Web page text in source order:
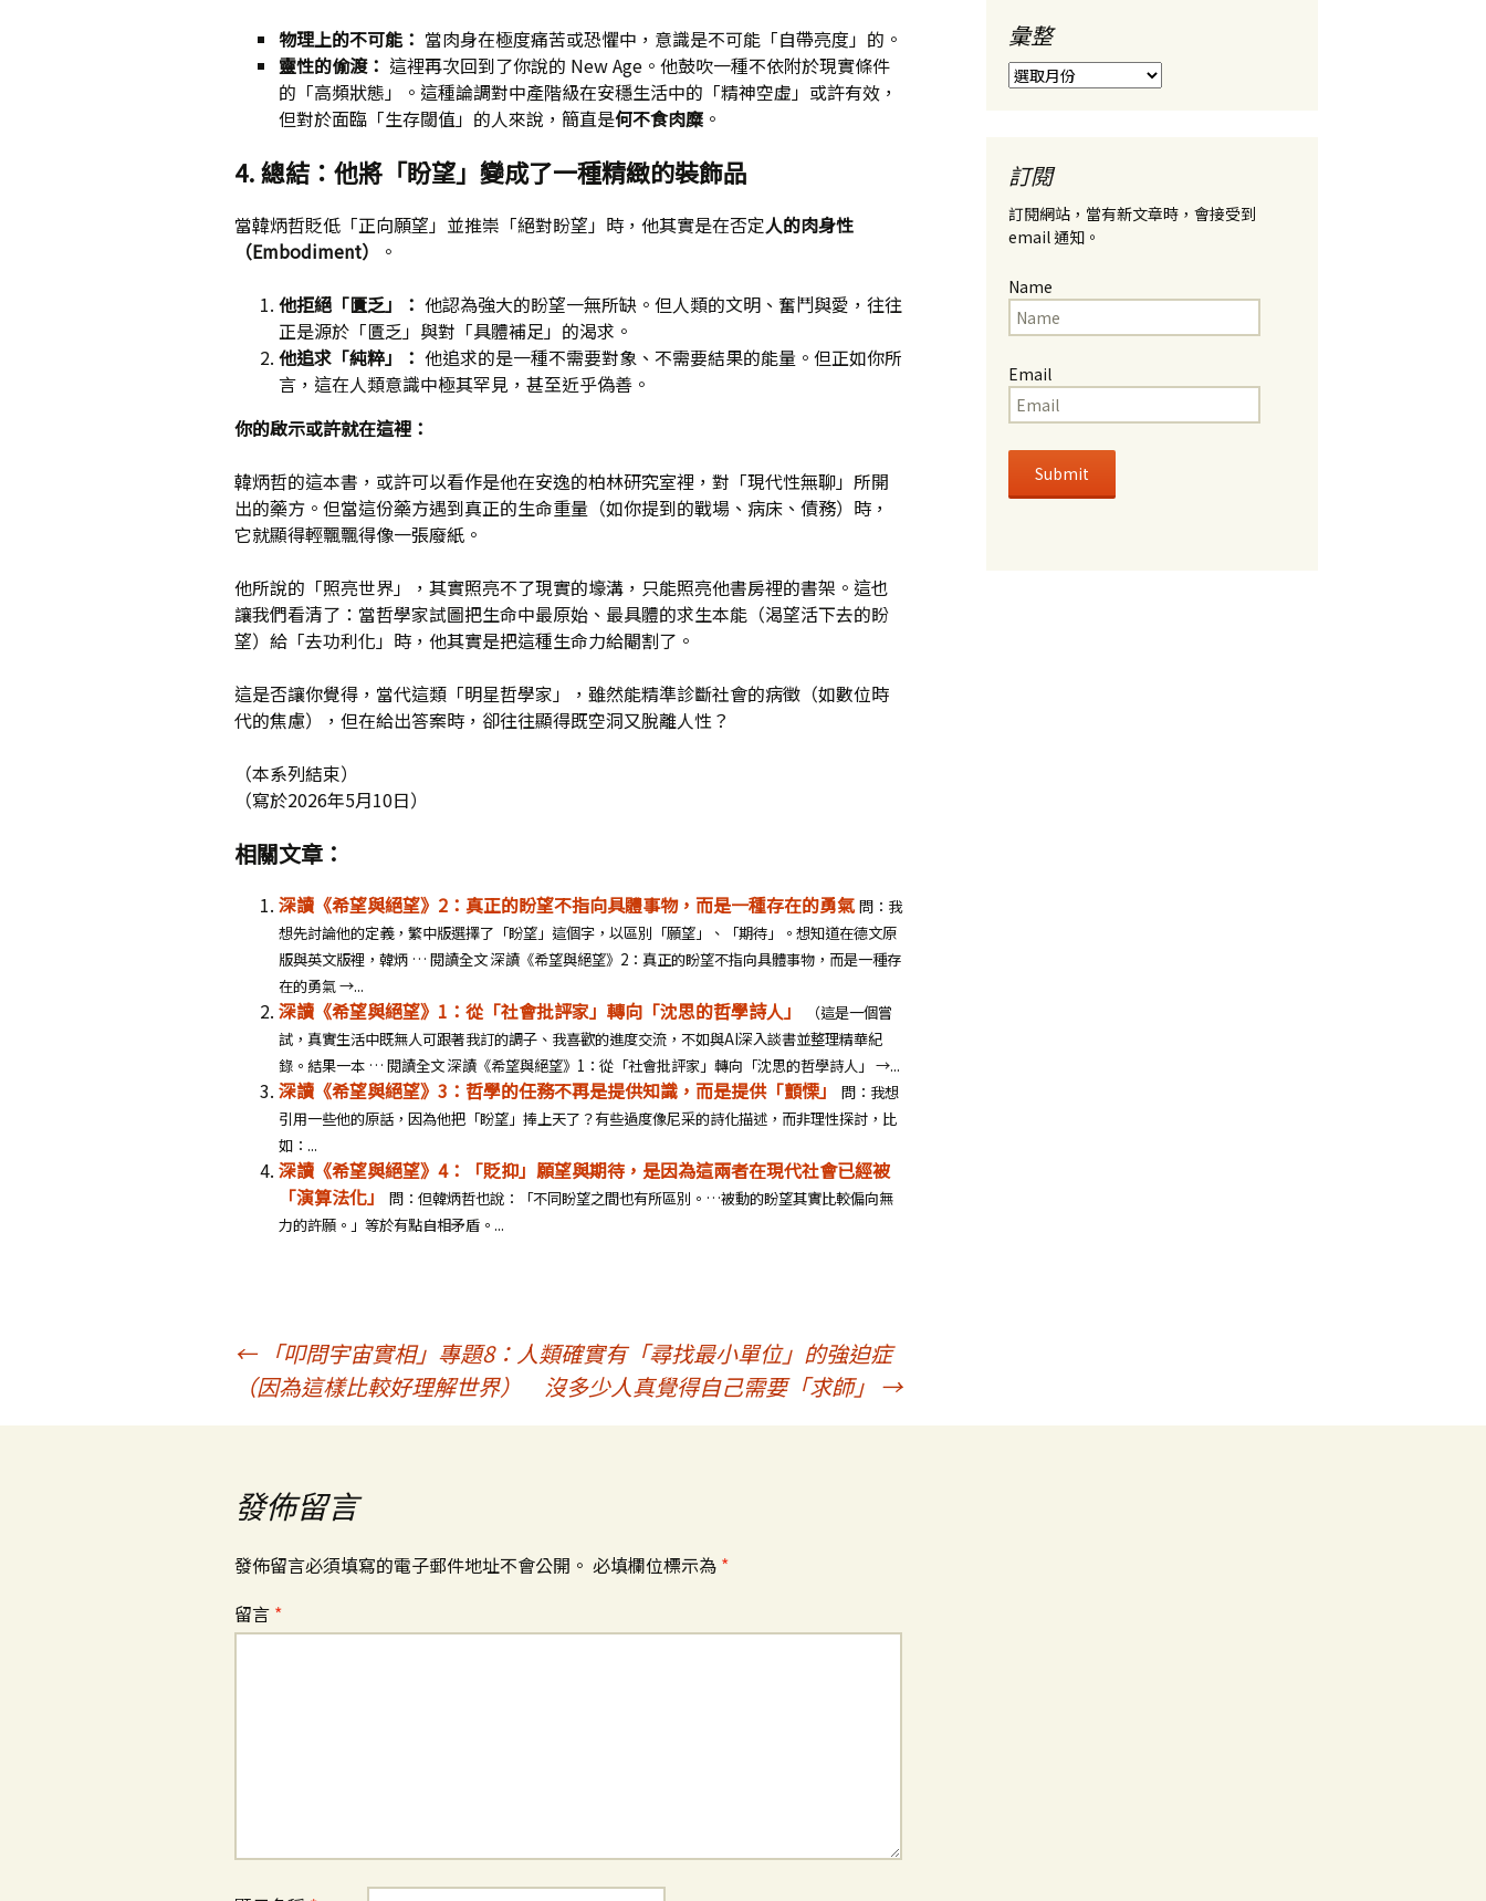
物理上的不可能： 當肉身在極度痛苦或恐懼中，意識是不可能「自帶亮度」的。
靈性的偷渡： 這裡再次回到了你說的 New Age。他鼓吹一種不依附於現實條件
的「高頻狀態」。這種論調對中產階級在安穩生活中的「精神空虛」或許有效，
但對於面臨「生存閾值」的人來說，簡直是何不食肉糜 。
4. 總結：他將「盼望」變成了一種精緻的裝飾品
當韓炳哲貶低「正向願望」並推崇「絕對盼望」時，他其實是在否定人的肉身性
（Embodiment）
。
他拒絕「匱乏」： 他認為強大的盼望一無所缺。但人類的文明、奮鬥與愛，往往
正是源於「匱乏」與對「具體補足」的渴求。
他追求「純粹」： 他追求的是一種不需要對象、不需要結果的能量。但正如你所
言，這在人類意識中極其罕見，甚至近乎偽善。
你的啟示或許就在這裡：
韓炳哲的這本書，或許可以看作是他在安逸的柏林研究室裡，對「現代性無聊」所開
出的藥方。但當這份藥方遇到真正的生命重量（如你提到的戰場、病床、債務）時，
它就顯得輕飄飄得像一張廢紙。
他所說的「照亮世界」，其實照亮不了現實的壕溝，只能照亮他書房裡的書架。這也
讓我們看清了：當哲學家試圖把生命中最原始、最具體的求生本能（渴望活下去的盼
望）給「去功利化」時，他其實是把這種生命力給閹割了。
這是否讓你覺得，當代這類「明星哲學家」，雖然能精準診斷社會的病徵（如數位時
代的焦慮），但在給出答案時，卻往往顯得既空洞又脫離人性？
（本系列結束）
（寫於2026年5月10日）
相關文章：
深讀《希望與絕望》2：真正的盼望不指向具體事物，而是一種存在的勇氣 問：我
想先討論他的定義，繁中版選擇了「盼望」這個字，以區別「願望」、「期待」。想知道在德文原
版與英文版裡，韓炳 … 閱讀全文 深讀《希望與絕望》2：真正的盼望不指向具體事物，而是一種存
在的勇氣 →...
深讀《希望與絕望》1：從「社會批評家」轉向「沈思的哲學詩人」
（這是一個嘗
試，真實生活中既無人可跟著我訂的調子、我喜歡的進度交流，不如與AI深入談書並整理精華紀
錄。結果一本 … 閱讀全文 深讀《希望與絕望》1：從「社會批評家」轉向「沈思的哲學詩人」 →...
深讀《希望與絕望》3：哲學的任務不再是提供知識，而是提供「顫慄」
問：我想
引用一些他的原話，因為他把「盼望」捧上天了？有些過度像尼采的詩化描述，而非理性探討，比
如：...
深讀《希望與絕望》4：「貶抑」願望與期待，是因為這兩者在現代社會已經被
「演算法化」
問：但韓炳哲也說：「不同盼望之間也有所區別。…被動的盼望其實比較偏向無
力的許願。」等於有點自相矛盾。...
章
←「叩問宇宙實相」專題8：人類確實有「尋找最小單位」的強迫症
（因為這樣比較好理解世界）
沒多少人真覺得自己需要「求師」 →
發佈留言
發佈留言必須填寫的電子郵件地址不會公開。 必填欄位標示為 *
留言 *
彙整
彙
整
訂閱
訂閱網站，當有新文章時，會接受到
email 通知。
Name
Email